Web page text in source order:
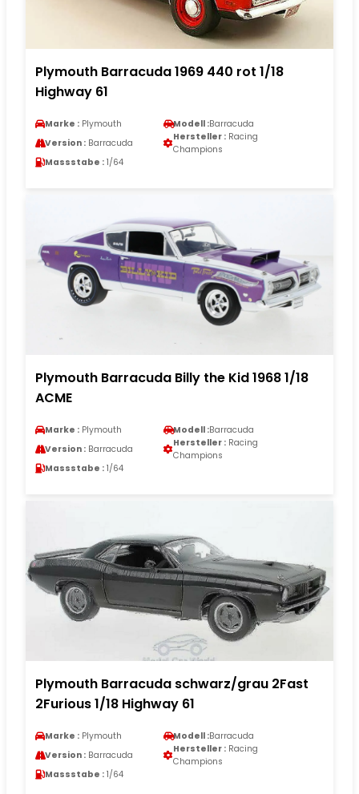
Plymouth Barracuda 1969 440 rot 1/18
Highway 61
Marke : Plymouth Modell :Barracuda
Version : Barracuda
Hersteller : Racing
Champions
Massstabe : 1/64
Plymouth Barracuda Billy the Kid 1968 1/18
ACME
Marke : Plymouth Modell :Barracuda
Version : Barracuda
Hersteller : Racing
Champions
Massstabe : 1/64
Plymouth Barracuda schwarz/grau 2Fast
2Furious 1/18 Highway 61
Marke : Plymouth Modell :Barracuda
Version : Barracuda
Hersteller : Racing
Champions
Massstabe : 1/64